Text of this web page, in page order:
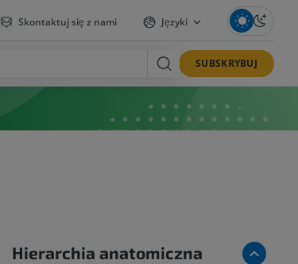
Skontaktuj się z nami Języki
SUBSKRYBUJ
Hierarchia anatomiczna